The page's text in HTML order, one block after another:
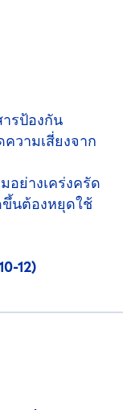
รป้องกัน
วามเสี่ยงจาก
อย่างเคร่งครัด
ขึ้นต้องหยุดใช้
12)